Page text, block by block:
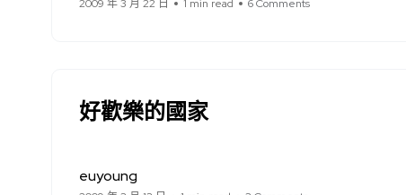
2009 年 3 月 22 日 1 min read 6 Comments
好歡樂的國家
euyoung